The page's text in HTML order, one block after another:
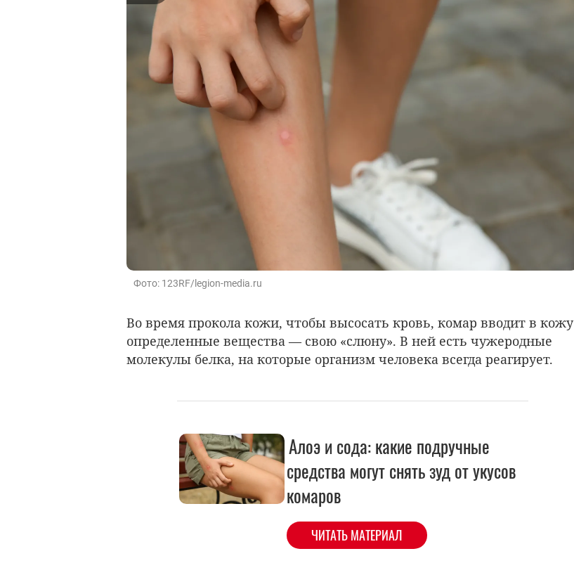
Фото: 123RF/legion-media.ru
Во время прокола кожи, чтобы высосать кровь, комар вводит в кожу
определенные вещества — свою «слюну». В ней есть чужеродные
молекулы белка, на которые организм человека всегда реагирует.
Алоэ и сода: какие подручные
средства могут снять зуд от укусов
комаров
ЧИТАТЬ МАТЕРИАЛ